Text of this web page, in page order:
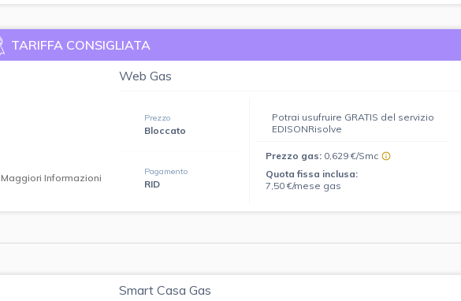
TARIFFA CONSIGLIATA
Maggiori Informazioni
Web Gas
Prezzo
Bloccato
Pagamento
RID
Potrai usufruire GRATIS del servizio
EDISONRisolve
Prezzo gas: 0,629 €/Smc
Quota fissa inclusa:
7,50 €/mese gas
Smart Casa Gas